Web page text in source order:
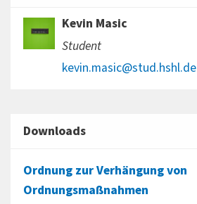
Kevin Masic
Student
kevin.masic@stud.hshl.de
Downloads
Ordnung zur Verhängung von
Ordnungsmaßnahmen